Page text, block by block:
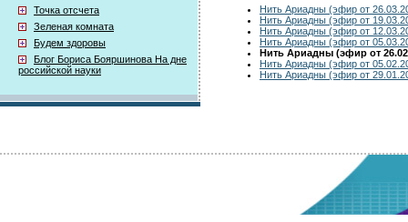
Точка отсчета
Зеленая комната
Будем здоровы
Блог Бориса Бояршинова На дне
российской науки
Нить Ариадны (эфир от
Нить Ариадны (эфир от
Нить Ариадны (эфир от
Нить Ариадны (эфир от
Нить Ариадны (эфир от
Нить Ариадны (эфир от
Нить Ариадны (эфир от